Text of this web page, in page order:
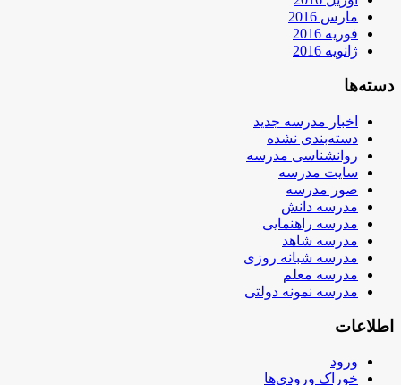
مارس 2016
فوریه 2016
ژانویه 2016
دسته‌ها
اخبار مدرسه جدید
دسته‌بندی نشده
روانشناسی مدرسه
سایت مدرسه
صور مدرسه
مدرسه دانش
مدرسه راهنمایی
مدرسه شاهد
مدرسه شبانه روزی
مدرسه معلم
مدرسه نمونه دولتی
اطلاعات
ورود
خوراک ورودی‌ها